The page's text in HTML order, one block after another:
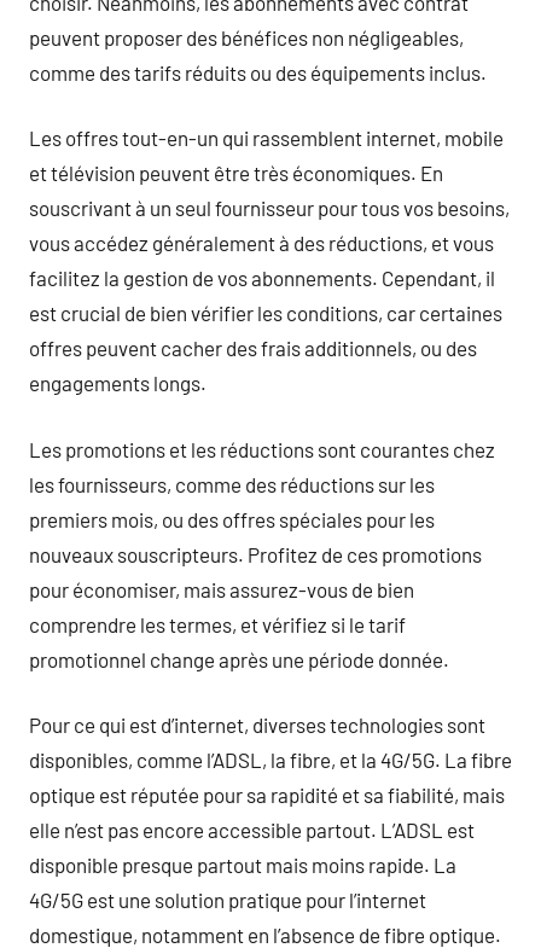
peuvent proposer des bénéfices non négligeables,
comme des tarifs réduits ou des équipements inclus.
Les offres tout-en-un qui rassemblent internet, mobile
et télévision peuvent être très économiques. En
souscrivant à un seul fournisseur pour tous vos besoins,
vous accédez généralement à des réductions, et vous
facilitez la gestion de vos abonnements. Cependant, il
est crucial de bien vérifier les conditions, car certaines
offres peuvent cacher des frais additionnels, ou des
engagements longs.
Les promotions et les réductions sont courantes chez
les fournisseurs, comme des réductions sur les
premiers mois, ou des offres spéciales pour les
nouveaux souscripteurs. Profitez de ces promotions
pour économiser, mais assurez-vous de bien
comprendre les termes, et vérifiez si le tarif
promotionnel change après une période donnée.
Pour ce qui est d’internet, diverses technologies sont
disponibles, comme l’ADSL, la fibre, et la 4G/5G. La fibre
optique est réputée pour sa rapidité et sa fiabilité, mais
elle n’est pas encore accessible partout. L’ADSL est
disponible presque partout mais moins rapide. La
4G/5G est une solution pratique pour l’internet
domestique, notamment en l’absence de fibre optique.